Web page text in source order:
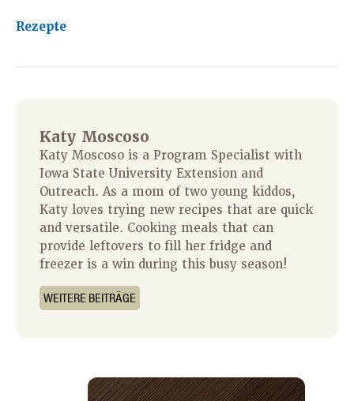
Rezepte
Katy Moscoso
Katy Moscoso is a Program Specialist with
Iowa State University Extension and
Outreach. As a mom of two young kiddos,
Katy loves trying new recipes that are quick
and versatile. Cooking meals that can
provide leftovers to fill her fridge and
freezer is a win during this busy season!
WEITERE BEITRÄGE